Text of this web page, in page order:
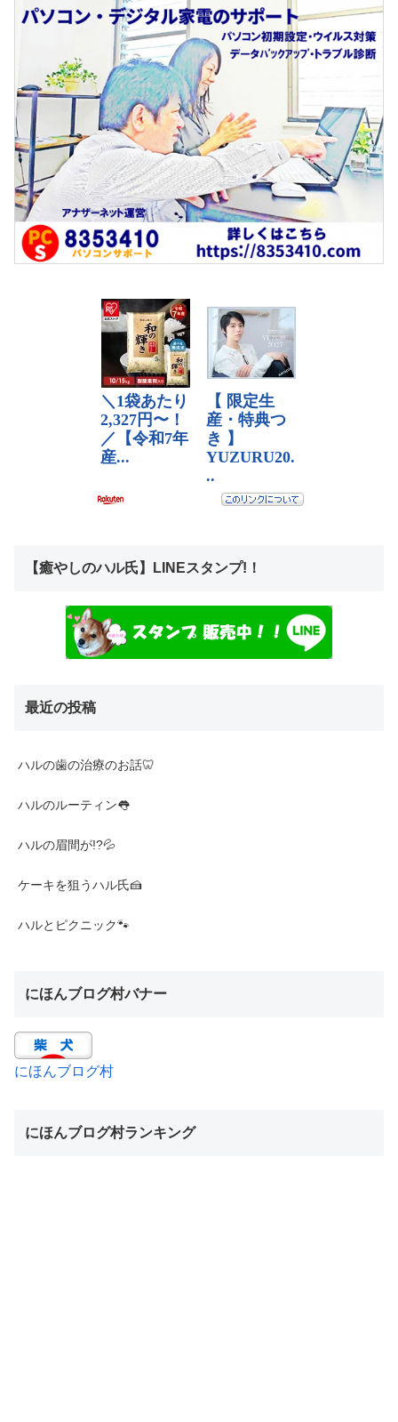
【癒やしのハル氏】LINEスタンプ!！
最近の投稿
ハルの歯の治療のお話🦷
ハルのルーティン👅
ハルの眉間が!?💦
ケーキを狙うハル氏🍰
ハルとピクニック🐾
にほんブログ村バナー
にほんブログ村
にほんブログ村ランキング